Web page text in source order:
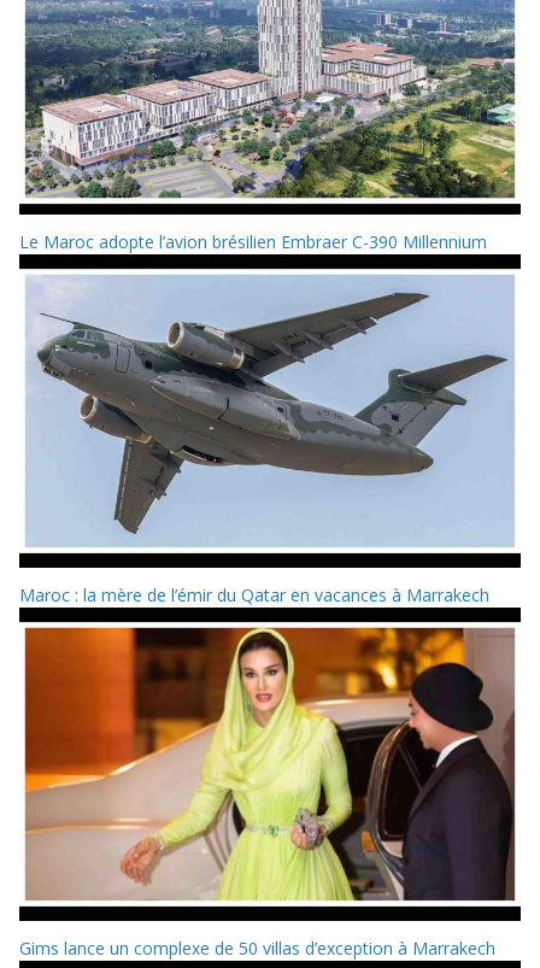
Le Maroc adopte l’avion brésilien Embraer C-390 Millennium
Maroc : la mère de l’émir du Qatar en vacances à Marrakech
Gims lance un complexe de 50 villas d’exception à Marrakech